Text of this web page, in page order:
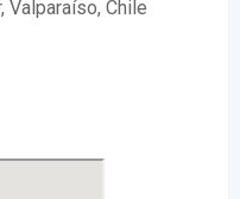
Valparaíso, Chile